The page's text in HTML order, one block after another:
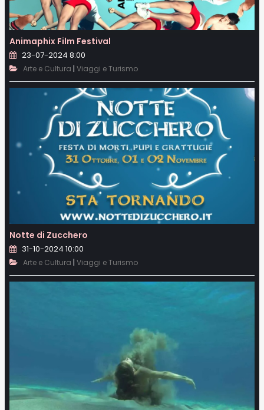
Animaphix Film Festival
23-07-2024 8:00
Arte e Cultura | Viaggi e Turismo
Notte di Zucchero
31-10-2024 10:00
Arte e Cultura | Viaggi e Turismo